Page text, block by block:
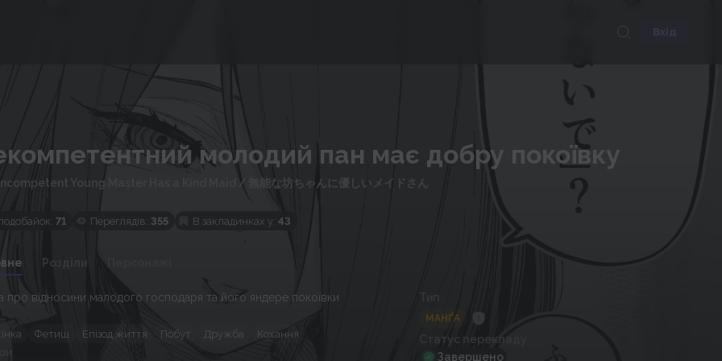
Вхід
молодий пан має добру покоївку
Young Master Has a Kind Maid / 無能な坊ちゃんに優しいメイドさん
71 Переглядів: 355 В закладинках у: 43
Розділи
про відносини малодого господаря та його яндере покоївки
Фетиш Епізод життя Побут Дружба Кохання
Тип
МАНҐА
Статус перекладу
Завершено